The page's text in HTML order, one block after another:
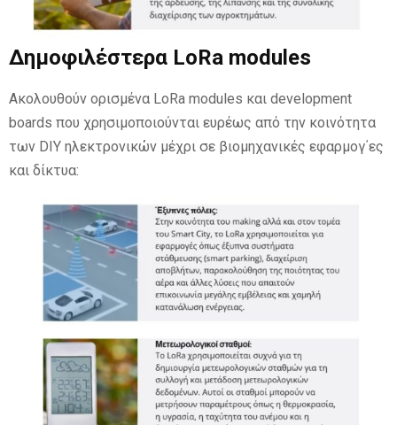
Δημοφιλέστερα LoRa modules
Ακολουθούν ορισμένα LoRa modules και development
boards που χρησιμοποιούνται ευρέως από την κοινότητα
των DIY ηλεκτρονικών μέχρι σε βιομηχανικές εφαρμογ΄ες
και δίκτυα: